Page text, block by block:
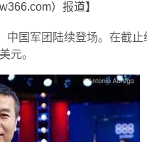
）报道】
中国军团陆续登场。在截
元。